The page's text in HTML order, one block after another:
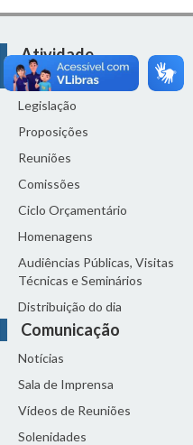
Atividade
Legislativa
Legislação
Proposições
Reuniões
Comissões
Ciclo Orçamentário
Homenagens
Audiências Públicas, Visitas
Técnicas e Seminários
Distribuição do dia
Comunicação
Notícias
Sala de Imprensa
Vídeos de Reuniões
Solenidades